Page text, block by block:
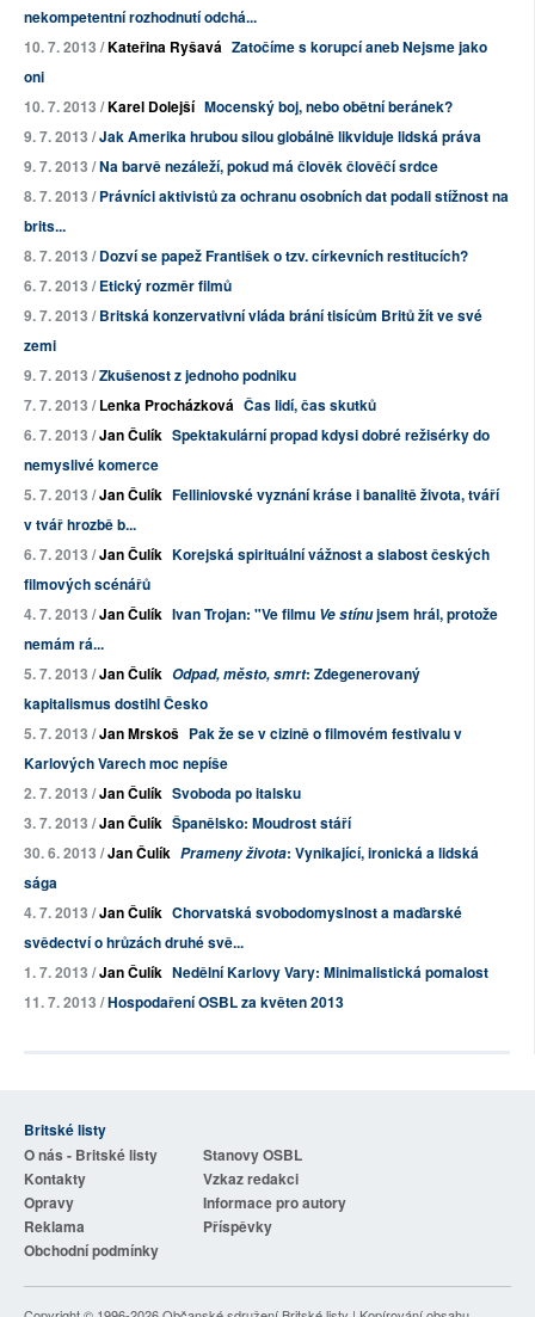
nekompetentní rozhodnutí odchá...
10. 7. 2013 /Kateřina Ryšavá Zatočíme s korupcí aneb Nejsme jako
oni
10. 7. 2013 /Karel Dolejší Mocenský boj, nebo obětní beránek?
9. 7. 2013 /Jak Amerika hrubou silou globálně likviduje lidská práva
9. 7. 2013 /Na barvě nezáleží, pokud má člověk člověčí srdce
8. 7. 2013 /Právníci aktivistů za ochranu osobních dat podali stížnost na
brits...
8. 7. 2013 /Dozví se papež František o tzv. církevních restitucích?
6. 7. 2013 /Etický rozměr filmů
9. 7. 2013 /Britská konzervativní vláda brání tisícům Britů žít ve své
zemi
9. 7. 2013 /Zkušenost z jednoho podniku
7. 7. 2013 /Lenka Procházková Čas lidí, čas skutků
6. 7. 2013 /Jan Čulík Spektakulární propad kdysi dobré režisérky do
nemyslivé komerce
5. 7. 2013 /Jan Čulík Felliniovské vyznání kráse i banalitě života, tváří
v tvář hrozbě b...
6. 7. 2013 /Jan Čulík Korejská spirituální vážnost a slabost českých
filmových scénářů
4. 7. 2013 /Jan Čulík Ivan Trojan: "Ve filmu Ve stínujsem hrál, protože
nemám rá...
5. 7. 2013 /Jan Čulík Odpad, město, smrt: Zdegenerovaný
kapitalismus dostihl Česko
5. 7. 2013 /Jan Mrskoš Pak že se v cizině o filmovém festivalu v
Karlových Varech moc nepíše
2. 7. 2013 /Jan Čulík Svoboda po italsku
3. 7. 2013 /Jan Čulík Španělsko: Moudrost stáří
30. 6. 2013 /Jan Čulík Prameny života: Vynikající, ironická a lidská
sága
4. 7. 2013 /Jan Čulík Chorvatská svobodomyslnost a maďarské
svědectví o hrůzách druhé svě...
1. 7. 2013 /Jan Čulík Nedělní Karlovy Vary: Minimalistická pomalost
11. 7. 2013 /Hospodaření OSBL za květen 2013
Britské listy
O nás - Britské listy
Stanovy OSBL
Kontakty
Vzkaz redakci
Opravy
Informace pro autory
Reklama
Příspěvky
Obchodní podmínky